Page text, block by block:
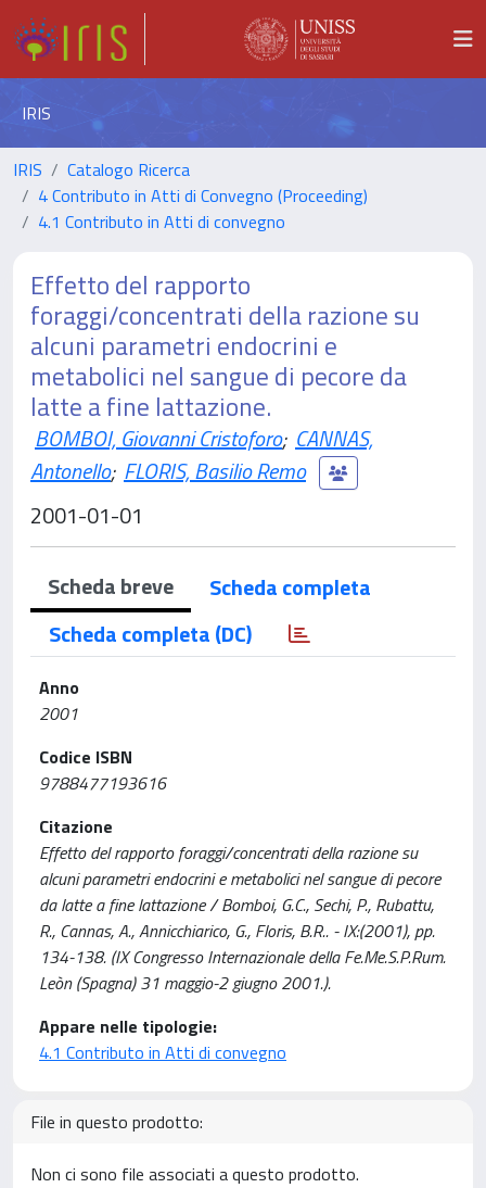
IRIS
IRIS
Catalogo Ricerca
4 Contributo in Atti di Convegno (Proceeding)
4.1 Contributo in Atti di convegno
Effetto del rapporto
foraggi/concentrati della razione su
alcuni parametri endocrini e
metabolici nel sangue di pecore da
latte a fine lattazione.
BOMBOI, Giovanni Cristoforo; CANNAS,
Antonello; FLORIS, Basilio Remo
2001-01-01
Scheda breve
Scheda completa
Scheda completa (DC)
Anno
2001
Codice ISBN
9788477193616
Citazione
Effetto del rapporto foraggi/concentrati della razione su
alcuni parametri endocrini e metabolici nel sangue di pecore
da latte a fine lattazione / Bomboi, G.C., Sechi, P., Rubattu,
R., Cannas, A., Annicchiarico, G., Floris, B.R.. - IX:(2001), pp.
134-138. (IX Congresso Internazionale della Fe.Me.S.P.Rum.
Leòn (Spagna) 31 maggio-2 giugno 2001.).
Appare nelle tipologie:
4.1 Contributo in Atti di convegno
File in questo prodotto:
Non ci sono file associati a questo prodotto.